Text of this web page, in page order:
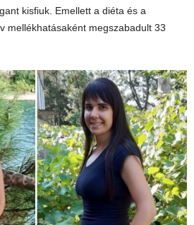
kisfiuk. Emellett a diéta és a
mellékhatásaként megszabadult 33